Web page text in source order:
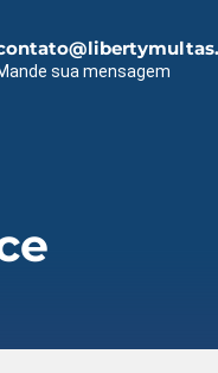
sua mensagem